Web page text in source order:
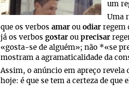
um
Uma
que os verbos amar ou odiar regem
já os verbos gostar ou precisar
«gosta-se de alguém»; não *«se
mostram a agramaticalidade da
Assim, o anúncio em apreço
hoje: é que se tem a certeza de